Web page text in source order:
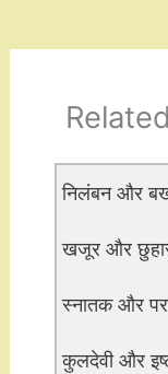
निलंबन और
खजूर और
स्नातक और
कुलदेवी और